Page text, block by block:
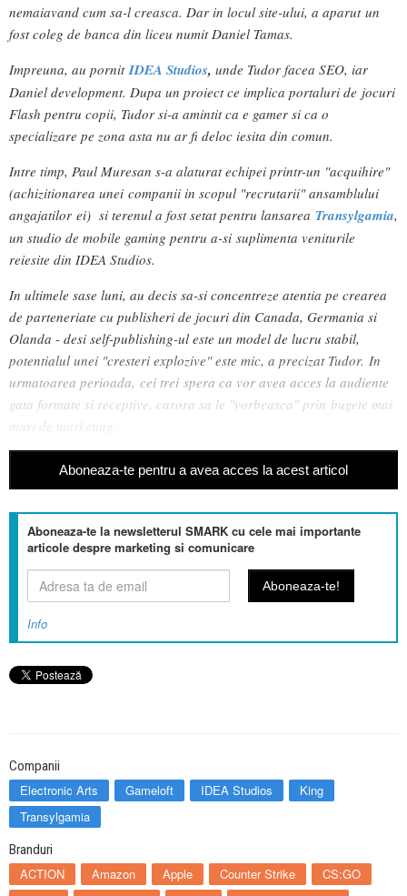
nemaiavand cum sa-l creasca. Dar in locul site-ului, a aparut un
fost coleg de banca din liceu numit Daniel Tamas.
Impreuna, au pornit IDEA Studios, unde Tudor facea SEO, iar
Daniel development. Dupa un proiect ce implica portaluri de jocuri
Flash pentru copii, Tudor si-a amintit ca e gamer si ca o
specializare pe zona asta nu ar fi deloc iesita din comun.
Intre timp, Paul Muresan s-a alaturat echipei printr-un "acquihire"
(achizitionarea unei companii in scopul "recrutarii" ansamblului
angajatilor ei) si terenul a fost setat pentru lansarea Transylgamia,
un studio de mobile gaming pentru a-si suplimenta veniturile
reiesite din IDEA Studios.
In ultimele sase luni, au decis sa-si concentreze atentia pe crearea
de parteneriate cu publisheri de jocuri din Canada, Germania si
Olanda - desi self-publishing-ul este un model de lucru stabil,
potentialul unei "cresteri explozive" este mic, a precizat Tudor. In
urmatoarea perioada, cei trei spera ca vor avea acces la audiente
gata formate si receptive, carora sa le "vorbeasca" prin bugete mai
mari de marketing.
Aboneaza-te pentru a avea acces la acest articol
Aboneaza-te la newsletterul SMARK cu cele mai importante
articole despre marketing si comunicare
Info
Companii
Electronic Arts Gameloft IDEA Studios
King
Transylgamia
Branduri
ACTION Amazon Apple Counter Strike
CS:GO